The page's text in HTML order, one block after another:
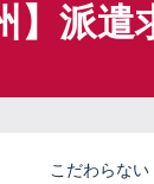
】派遣
こだわらない